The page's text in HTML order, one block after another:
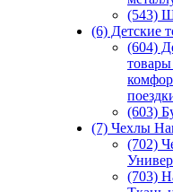
(543)
(6) Детские
(604)
(603)
(7) Чехлы
(702)
(703)